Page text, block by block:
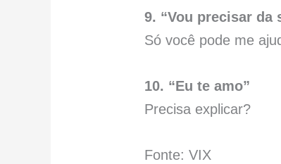
9. “Vou precisar da
Só você pode me
10. “Eu te amo”
Precisa explicar?
Fonte: VIX